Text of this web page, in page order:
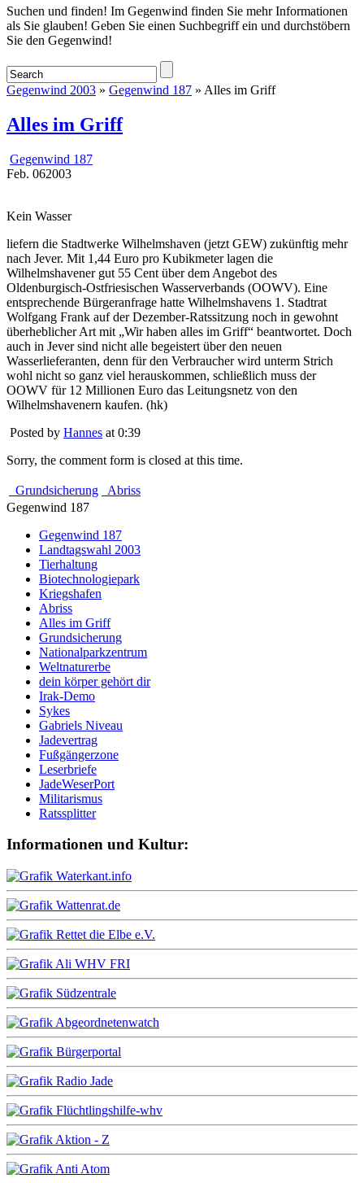
Startseite
Suchen und finden! Im Gegenwind finden Sie mehr Informationen
als Sie glauben! Geben Sie einen Suchbegriff ein und durchstöbern
Sie den Gegenwind!
Gegenwind 2003 » Gegenwind 187 » Alles im Griff
Alles im Griff
Gegenwind 187
Feb. 062003
Kein Wasser
liefern die Stadtwerke Wilhelmshaven (jetzt GEW) zukünftig mehr
nach Jever. Mit 1,44 Euro pro Kubikmeter lagen die
Wilhelmshavener gut 55 Cent über dem Angebot des
Oldenburgisch-Ostfriesischen Wasserverbands (OOWV). Eine
entsprechende Bürgeranfrage hatte Wilhelmshavens 1. Stadtrat
Wolfgang Frank auf der Dezember-Ratssitzung noch in gewohnt
überheblicher Art mit „Wir haben alles im Griff“ beantwortet. Doch
auch in Jever sind nicht alle begeistert über den neuen
Wasserlieferanten, denn für den Verbraucher wird unterm Strich
wohl nicht so ganz viel herauskommen, schließlich muss der
OOWV für 12 Millionen Euro das Leitungsnetz von den
Wilhelmshavenern kaufen. (hk)
Posted by Hannes at 0:39
Sorry, the comment form is closed at this time.
Grundsicherung
Abriss
Gegenwind 187
Gegenwind 187
Landtagswahl 2003
Tierhaltung
Biotechnologiepark
Kriegshafen
Abriss
Alles im Griff
Grundsicherung
Nationalparkzentrum
Weltnaturerbe
dein körper gehört dir
Irak-Demo
Sykes
Gabriels Niveau
Jadevertrag
Fußgängerzone
Leserbriefe
JadeWeserPort
Militarismus
Ratssplitter
Informationen und Kultur: